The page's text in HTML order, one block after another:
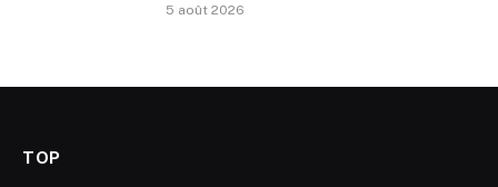
5 août 2026
TOP